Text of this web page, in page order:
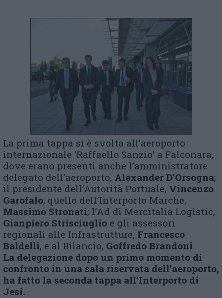
La prima tappa si è svolta all’aeroporto
internazionale ‘Raffaello Sanzio’ a Falconara,
dove erano presenti anche l’amministratore
delegato dell’aeroporto, Alexander D’Orsogna;
il presidente dell’Autorità Portuale, Vincenzo
Garofalo; quello dell’Interporto Marche,
Massimo Stronati; l’Ad di Mercitalia Logistic,
Gianpiero Strisciuglio e gli assessori
regionali alle Infrastrutture, Francesco
Baldelli, e al Bilancio, Goffredo Brandoni.
La delegazione dopo un primo momento di
confronto in una sala riservata dell’aeroporto,
ha fatto la seconda tappa all’Interporto di
Jesi.